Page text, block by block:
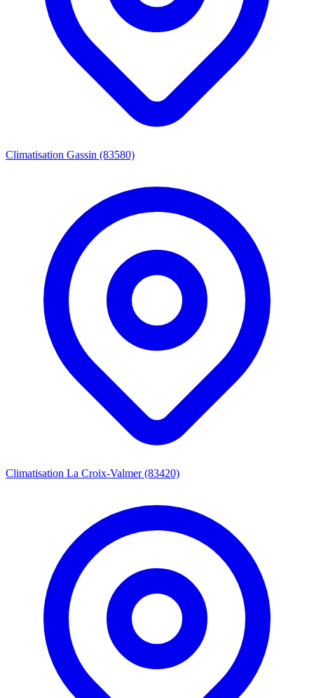
Climatisation Gassin (83580)
Climatisation La Croix-Valmer (83420)